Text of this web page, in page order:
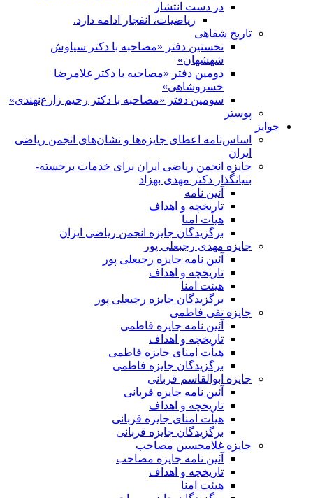
در دست انتشار
ریاضیات، انفجار ادامه دارد.
تاریخ شفاهی
نخستین دفتر «مصاحبه با دکتر سیاوش
شهشهان»
دومین دفتر «مصاحبه با دکتر غلامرضا
خسروشاهی»
سومین دفتر «مصاحبه با دکتر رحیم زارع‌نهندی»
پوستر
جوایز
اساس‌نامه اعطای جایزه‌ها و نشان‌های انجمن ریاضی
ایران
جایزه انجمن ریاضی ایران برای خدمات برجسته-
بنیانگذار دکتر مهدی بهزاد
آئین نامه
تاریخچه و اهداف
هیأت امنا
برگزیدگان جایزه انجمن ریاضی ایران
جایزه مهدی رجبعلی پور
آئین نامه جایزه رجبعلی پور
تاریخچه و اهداف
هیئت امنا
برگزیدگان جایزه رجبعلی پور
جایزه تقی فاطمی
آئین نامه جایزه فاطمی
تاریخچه و اهداف
هیأت امنای جایزه فاطمی
برگزیدگان جایزه فاطمی
جایزه ابوالقاسم قربانی
آئین نامه جایزه قربانی
تاریخچه و اهداف
هیأت امنای جایزه قربانی
برگزیدگان جایزه قربانی
جایزه غلامحسین مصاحب
آئین نامه جایزه مصاحب
تاریخچه و اهداف
هیئت امنا